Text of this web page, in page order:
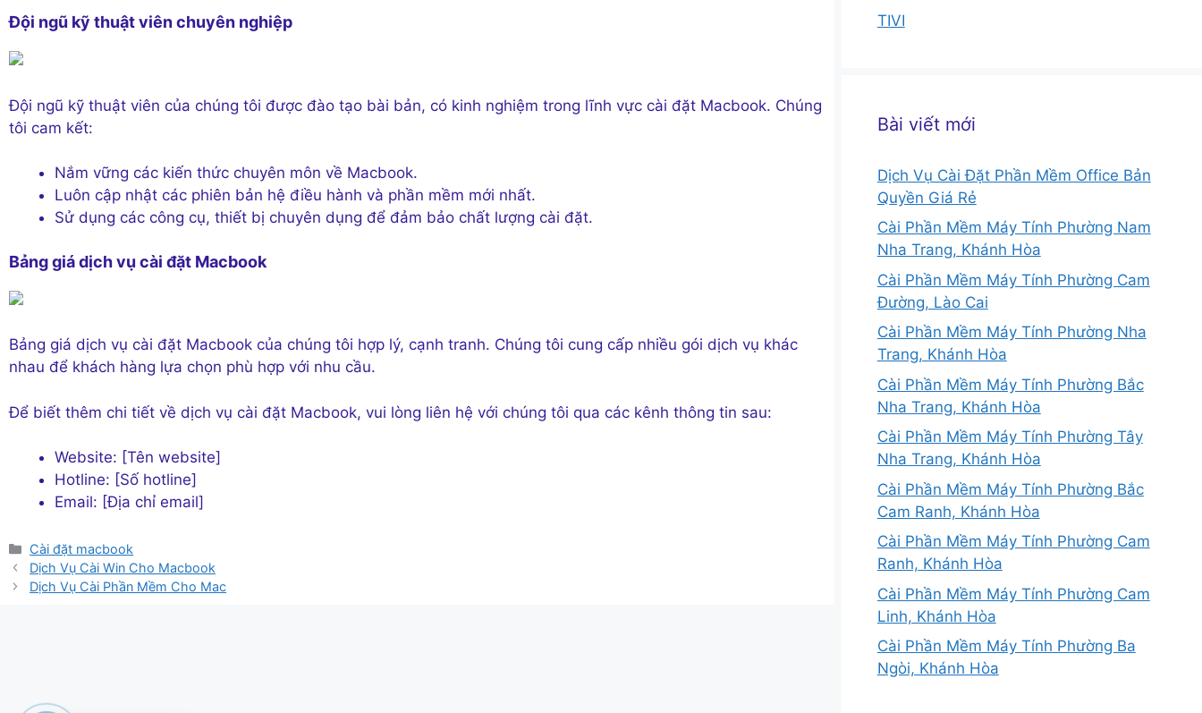
Đội ngũ kỹ thuật viên chuyên nghiệp
Đội ngũ kỹ thuật viên của chúng tôi được đào tạo bài bản, có kinh nghiệm trong lĩnh vực cài đặt Macbook. Chúng
tôi cam kết:
Nắm vững các kiến thức chuyên môn về Macbook.
Luôn cập nhật các phiên bản hệ điều hành và phần mềm mới nhất.
Sử dụng các công cụ, thiết bị chuyên dụng để đảm bảo chất lượng cài đặt.
Bảng giá dịch vụ cài đặt Macbook
Bảng giá dịch vụ cài đặt Macbook của chúng tôi hợp lý, cạnh tranh. Chúng tôi cung cấp nhiều gói dịch vụ khác
nhau để khách hàng lựa chọn phù hợp với nhu cầu.
Để biết thêm chi tiết về dịch vụ cài đặt Macbook, vui lòng liên hệ với chúng tôi qua các kênh thông tin sau:
Website: [Tên website]
Hotline: [Số hotline]
Email: [Địa chỉ email]
Danh
mục
Cài đặt macbook
Dịch Vụ Cài Win Cho Macbook
Dịch Vụ Cài Phần Mềm Cho Mac
TIVI
Bài viết mới
Dịch Vụ Cài Đặt Phần Mềm Office Bản
Quyền Giá Rẻ
Cài Phần Mềm Máy Tính Phường Nam
Nha Trang, Khánh Hòa
Cài Phần Mềm Máy Tính Phường Cam
Đường, Lào Cai
Cài Phần Mềm Máy Tính Phường Nha
Trang, Khánh Hòa
Cài Phần Mềm Máy Tính Phường Bắc
Nha Trang, Khánh Hòa
Cài Phần Mềm Máy Tính Phường Tây
Nha Trang, Khánh Hòa
Cài Phần Mềm Máy Tính Phường Bắc
Cam Ranh, Khánh Hòa
Cài Phần Mềm Máy Tính Phường Cam
Ranh, Khánh Hòa
Cài Phần Mềm Máy Tính Phường Cam
Linh, Khánh Hòa
Cài Phần Mềm Máy Tính Phường Ba
Ngòi, Khánh Hòa